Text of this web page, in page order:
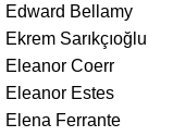
Edward Bellamy
Ekrem Sarıkçıoğlu
Eleanor Coerr
Eleanor Estes
Elena Ferrante